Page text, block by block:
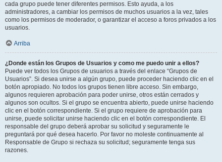
cada grupo puede tener diferentes permisos. Esto ayuda, a los
administradores, a cambiar los permisos de muchos usuarios a la vez, tales
como los permisos de moderador, o garantizar el acceso a foros privados a los
usuarios.
Arriba
¿Donde están los Grupos de Usuarios y como me puedo unir a ellos?
Puede ver todos los Grupos de usuarios a través del enlace “Grupos de
Usuarios”. Si desea unirse a algún grupo, puede proceder haciendo clic en el
botón apropiado. No todos los grupos tienen libre acceso. Sin embargo,
algunos requieren aprobación para poder unirse, otros están cerrados y
algunos son ocultos. Si el grupo se encuentra abierto, puede unirse haciendo
clic en el botón correspondiente. Si el grupo requiere de aprobación para
unirse, puede solicitar unirse haciendo clic en el botón correspondiente. El
responsable del grupo deberá aprobar su solicitud y seguramente le
preguntará por qué desea hacerlo. Por favor no moleste continuamente al
Responsable de Grupo si rechaza su solicitud; seguramente tenga sus
razones.